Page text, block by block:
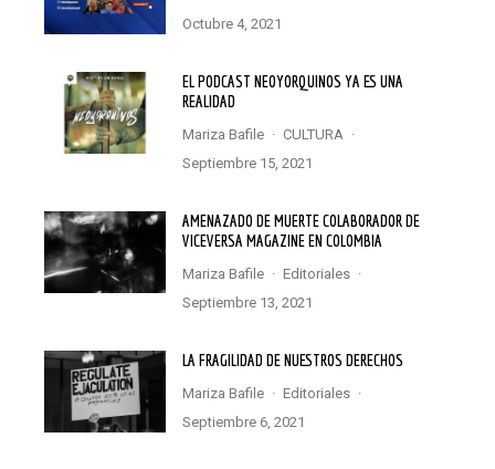
octubre 4, 2021
EL PODCAST NEOYORQUINOS YA ES UNA
REALIDAD
Mariza Bafile · CULTURA ·
septiembre 15, 2021
AMENAZADO DE MUERTE COLABORADOR DE
VICEVERSA MAGAZINE EN COLOMBIA
Mariza Bafile · Editoriales ·
septiembre 13, 2021
LA FRAGILIDAD DE NUESTROS DERECHOS
Mariza Bafile · Editoriales ·
septiembre 6, 2021